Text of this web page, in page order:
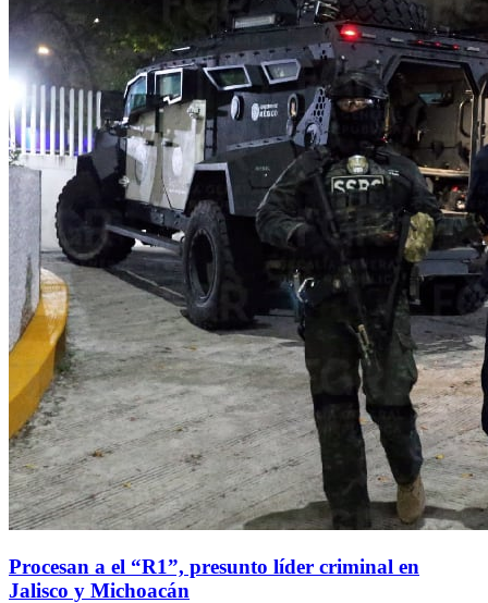
Procesan a el “R1”, presunto líder criminal en
Jalisco y Michoacán